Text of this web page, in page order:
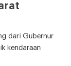
dari Gubernur
kendaraan